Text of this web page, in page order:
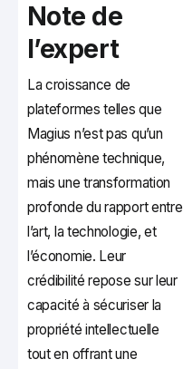
Note de
l’expert
La croissance de
plateformes telles que
Magius n’est pas qu’un
phénomène technique,
mais une transformation
profonde du rapport entre
l’art, la technologie, et
l’économie. Leur
crédibilité repose sur leur
capacité à sécuriser la
propriété intellectuelle
tout en offrant une